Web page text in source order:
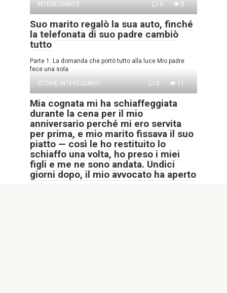
INTERESSANTE
0 5
Suo marito regalò la sua auto, finché
la telefonata di suo padre cambiò
tutto
Parte 1: La domanda che portò tutto alla luce Mio padre
fece una sola
STORIE INTERESSANTI
0 11
Mia cognata mi ha schiaffeggiata
durante la cena per il mio
anniversario perché mi ero servita
per prima, e mio marito fissava il suo
piatto — così le ho restituito lo
schiaffo una volta, ho preso i miei
figli e me ne sono andata. Undici
giorni dopo, il mio avvocato ha aperto